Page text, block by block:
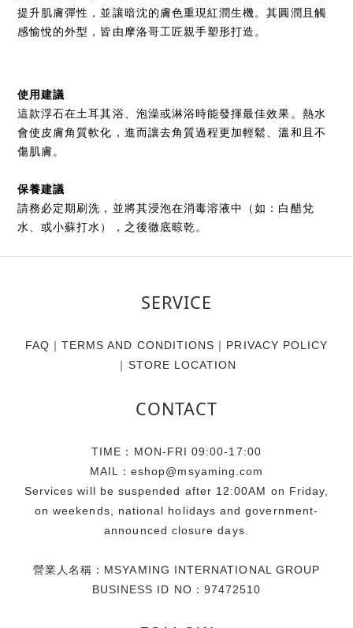
提升肌膚彈性，並讓暗沈的膚色重現紅潤生機。其圓潤且觸
感愉悅的外型，皆由摩洛哥工匠親手塑形打造。
使用建議
這款浮石在土耳其浴、泡澡或淋浴時能發揮最佳效果。熱水
會使皮膚角質軟化，進而讓去角質過程更加輕鬆、溫和且不
傷肌膚。
保養建議
請務必定期刷洗，並將其浸泡在消毒溶液中（如：白醋兌
水、或小蘇打水），之後徹底晾乾。
SERVICE
FAQ ｜ TERMS AND CONDITIONS ｜ PRIVACY POLICY
｜ STORE LOCATION
CONTACT
TIME：MON-FRI 09:00-17:00
MAIL：eshop@msyaming.com
Services will be suspended after 12:00AM on Friday,
on weekends, national holidays and government-
announced closure days.
營業人名稱：MSYAMING INTERNATIONAL GROUP
BUSINESS ID NO：97472510